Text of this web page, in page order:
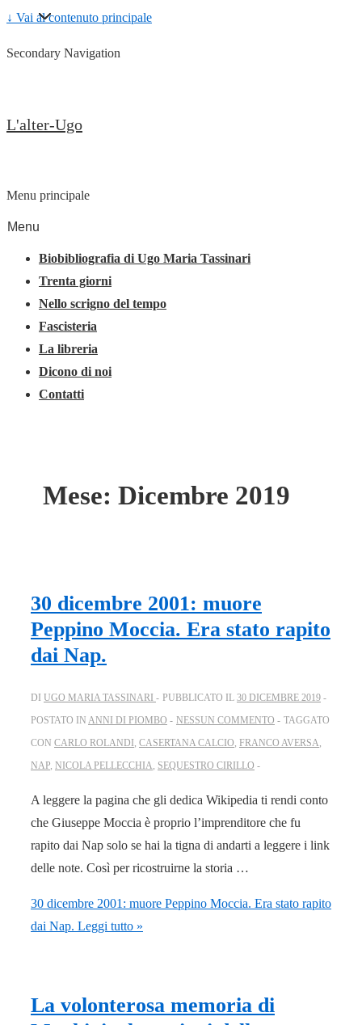
↓ Vai al contenuto principale
Secondary Navigation
L'alter-Ugo
Menu principale
Menu
Biobibliografia di Ugo Maria Tassinari
Trenta giorni
Nello scrigno del tempo
Fascisteria
La libreria
Dicono di noi
Contatti
Mese: Dicembre 2019
30 dicembre 2001: muore
Peppino Moccia. Era stato rapito
dai Nap.
DI UGO MARIA TASSINARI PUBBLICATO IL 30 DICEMBRE 2019
POSTATO IN ANNI DI PIOMBO NESSUN COMMENTO
TAGGATO
CON CARLO ROLANDI , CASERTANA CALCIO, FRANCO AVERSA,
NAP, NICOLA PELLECCHIA, SEQUESTRO CIRILLO
A leggere la pagina che gli dedica Wikipedia ti rendi conto
che Giuseppe Moccia è proprio l’imprenditore che fu
rapito dai Nap solo se hai la tigna di andarti a leggere i link
delle note. Così per ricostruirne la storia …
30 dicembre 2001: muore Peppino Moccia. Era stato rapito
dai Nap. Leggi tutto »
La volonterosa memoria di